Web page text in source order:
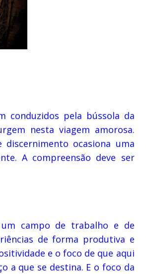
conduzidos pela bússola da
nesta viagem amorosa.
ocasiona uma
A compreensão deve ser
campo de trabalho e de
de forma produtiva e
e o foco de que aqui
a que se destina. E o foco da